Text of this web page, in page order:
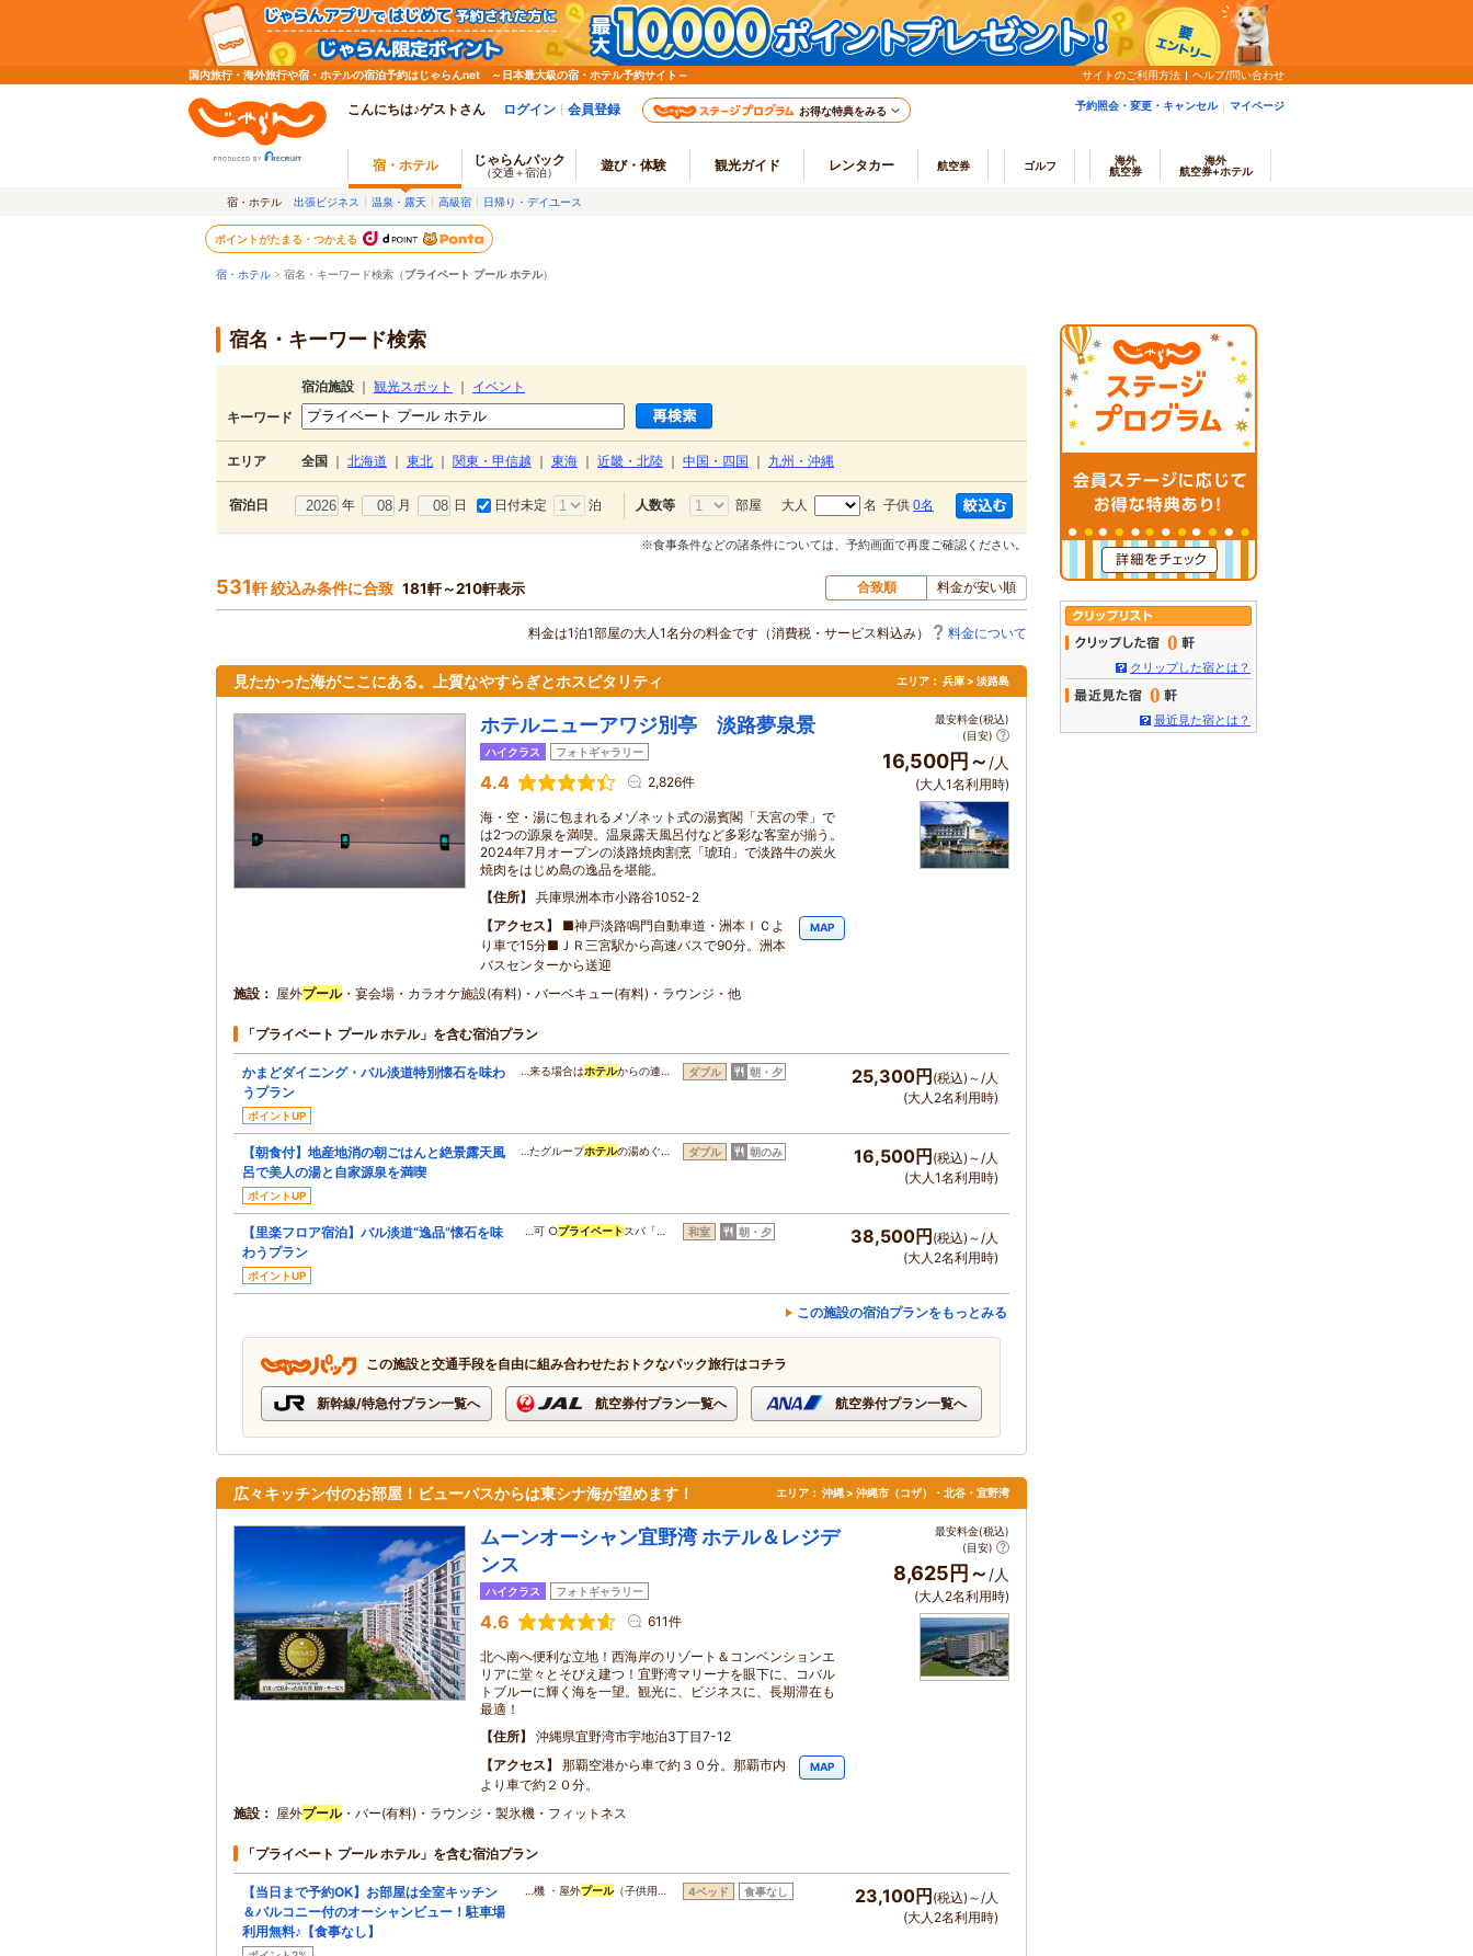
国内旅行・海外旅行や宿・ホテルの宿泊予約はじゃらんnet ～日本最大級の宿・ホテル予約サイト～ サイトのご利用方法 ヘルプ/問い合わせ
こんにちは♪ゲストさん ログイン 会員登録 お得な特典をみる 予約照会・変更・キャンセル マイページ
宿・ホテル じゃらんパック
（交通＋宿泊） 遊び・体験 観光ガイド レンタカー 航空券 ゴルフ
海外
航空券
海外
航空券+ホテル
宿・ホテル 出張ビジネス 温泉・露天 高級宿 日帰り・デイユース
ポイントがたまる・つかえる
宿・ホテル > 宿名・キーワード検索（プライベート プール ホテル）
宿名・キーワード検索
宿泊施設 観光スポット
イベント
キーワード
エリア 全国 北海道 東北 関東・甲信越 東海 近畿・北陸 中国・四国 九州・沖縄
宿泊日 年 月 日 日付未定 泊 人数等 部屋 大人 名 子供 0名
※食事条件などの諸条件については、予約画面で再度ご確認ください。
531軒 絞込み条件に合致 181軒～210軒表示 合致順 料金が安い順
料金は1泊1部屋の大人1名分の料金です（消費税・サービス料込み） 料金について
見たかった海がここにある。上質なやすらぎとホスピタリティ エリア： 兵庫 > 淡路島
ホテルニューアワジ別亭 淡路夢泉景
ハイクラス フォトギャラリー
4.4 2,826件
海・空・湯に包まれるメゾネット式の湯賓閣「天宮の雫」で
は2つの源泉を満喫。温泉露天風呂付など多彩な客室が揃う。
2024年7月オープンの淡路焼肉割烹「琥珀」で淡路牛の炭火
焼肉をはじめ島の逸品を堪能。
住所
兵庫県洲本市小路谷1052-2
アクセス
■神戸淡路鳴門自動車道・洲本ＩＣよ
り車で15分■ＪＲ三宮駅から高速バスで90分。洲本
バスセンターから送迎
MAP
最安料金(税込)
(目安)
16,500円～ /人
(大人1名利用時)
施設 屋外プール・宴会場・カラオケ施設(有料)・バーベキュー(有料)・ラウンジ・他
「プライベート プール ホテル」を含む宿泊プラン
かまどダイニング・バル淡道特別懐石を味わ
うプラン
ポイントUP
…来る場合はホテルからの連… ダブル 朝・夕 25,300円 (税込)～/人
(大人2名利用時)
【朝食付】地産地消の朝ごはんと絶景露天風
呂で美人の湯と自家源泉を満喫
ポイントUP
…たグループホテルの湯めぐ… ダブル 朝のみ 16,500円 (税込)～/人
(大人1名利用時)
【里楽フロア宿泊】バル淡道“逸品”懐石を味
わうプラン
ポイントUP
…可 ○プライベート スパ「… 和室 朝・夕 38,500円 (税込)～/人
(大人2名利用時)
この施設の宿泊プランをもっとみる
この施設と交通手段を自由に組み合わせたおトクなパック旅行はコチラ
新幹線/特急付プラン一覧へ 航空券付プラン一覧へ 航空券付プラン一覧へ
広々キッチン付のお部屋！ビューバスからは東シナ海が望めます！ エリア： 沖縄 > 沖縄市（コザ）・北谷・宜野湾
ムーンオーシャン宜野湾 ホテル＆レジデ
ンス
ハイクラス フォトギャラリー
4.6 611件
北へ南へ便利な立地！西海岸のリゾート＆コンベンションエ
リアに堂々とそびえ建つ！宜野湾マリーナを眼下に、コバル
トブルーに輝く海を一望。観光に、ビジネスに、長期滞在も
最適！
住所
沖縄県宜野湾市宇地泊3丁目7-12
アクセス
那覇空港から車で約３０分。那覇市内
より車で約２０分。
MAP
最安料金(税込)
(目安)
8,625円～ /人
(大人2名利用時)
施設 屋外プール・バー(有料)・ラウンジ・製氷機・フィットネス
「プライベート プール ホテル」を含む宿泊プラン
【当日まで予約OK】お部屋は全室キッチン
＆バルコニー付のオーシャンビュー！駐車場
利用無料♪【食事なし】
…機 ・屋外プール（子供用… 4ベッド 食事なし 23,100円 (税込)～/人
(大人2名利用時)
0
クリップした宿とは？
0
最近見た宿とは？